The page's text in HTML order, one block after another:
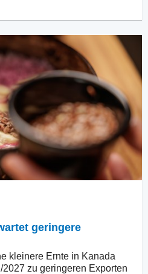
geringere
kleinere Ernte in Kanada
zu geringeren Exporten